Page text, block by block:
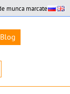
munca marcate
Blog